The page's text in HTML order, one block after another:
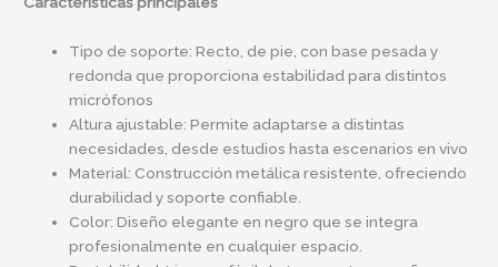
Tipo de soporte: Recto, de pie, con base pesada y
redonda que proporciona estabilidad para distintos
micrófonos
Altura ajustable: Permite adaptarse a distintas
necesidades, desde estudios hasta escenarios en vivo
Material: Construcción metálica resistente, ofreciendo
durabilidad y soporte confiable.
Color: Diseño elegante en negro que se integra
profesionalmente en cualquier espacio.